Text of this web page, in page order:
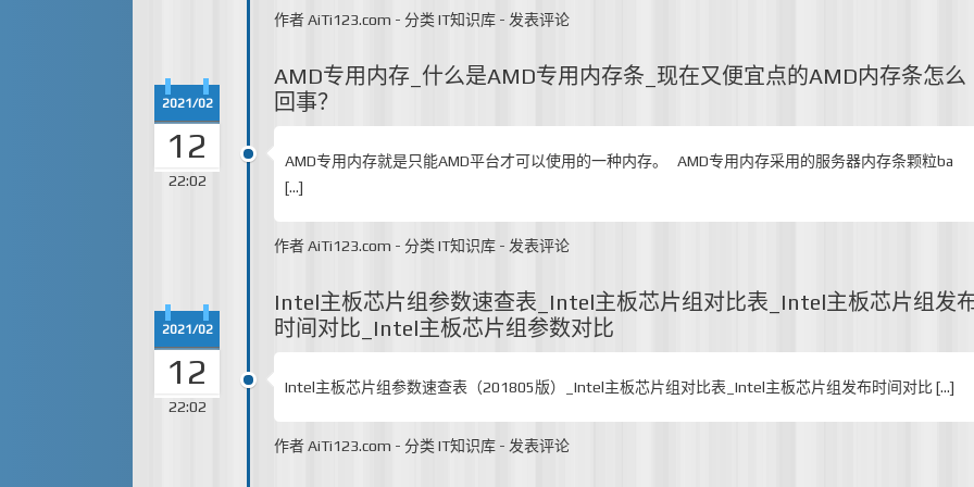
作者AiTi123.com - 分类 IT知识库 - 发表评论
AMD专用内存_什么是AMD专用内存条_现在又便宜点的AMD内存条怎么
回事？
2021/02
12
22:02
AMD专用内存就是只能AMD平台才可以使用的一种内存。 AMD专用内存采用的服务器内存条颗粒ba
[…]
作者AiTi123.com - 分类 IT知识库 - 发表评论
Intel主板芯片组参数速查表_Intel主板芯片组对比表_Intel主板芯片组发
时间对比_Intel主板芯片组参数对比
2021/02
12
22:02
Intel主板芯片组参数速查表（201805版）_Intel主板芯片组对比表_Intel主板芯片组发布时间对比 […]
作者AiTi123.com - 分类 IT知识库 - 发表评论